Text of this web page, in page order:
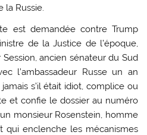
la Russie.
est demandée contre Trump
de la Justice de l’époque,
ancien sénateur du Sud
l’ambassadeur Russe un an
s’il était idiot, complice ou
et confie le dossier au numéro
monsieur Rosenstein, homme
qui enclenche les mécanismes